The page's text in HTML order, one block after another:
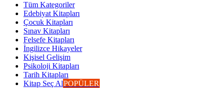
Tüm Kategoriler
Edebiyat Kitapları
Çocuk Kitapları
Sınav Kitapları
Felsefe Kitapları
İngilizce Hikayeler
Kişisel Gelişim
Psikoloji Kitapları
Tarih Kitapları
Kitap Seç AlPOPÜLER